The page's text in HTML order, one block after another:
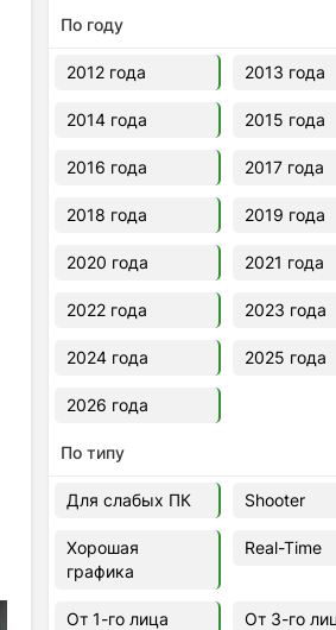
По году
2012 года 2013 года
2014 года 2015 года
2016 года 2017 года
2018 года 2019 года
2020 года 2021 года
2022 года 2023 года
2024 года 2025 года
2026 года
По типу
Для слабых ПК Shooter
Хорошая
графика
Real-Time
От 1-го лица От 3-го